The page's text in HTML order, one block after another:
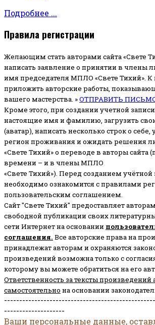
Подробнее ...
Правила регистрации
Желающим стать авторами сайта «Свете
написать заявление о принятии в члены
имя председателя МПЛО «Свете Тихий». К
приложить авторские работы,
вашего мастерства. »ОТПРАВИТЬ
Кроме этого, при создании учетной записи
настоящие имя и фамилию, загрузить
(аватар), написать несколько строк о себе,
регион проживания и ожидать решения
«Свете Тихий» о переводе в авторы сайта
времени – и в члены МПЛО
«Свете Тихий»). Перед созданием учётной
необходимо ознакомится с правилами
пользовательским соглашением.
Сайт "Свете Тихий" предоставляет
свободной публикации своих
сети Интернет на основании
соглашения. Все авторские права на
принадлежат авторам и охраняются
произведений возможна только с
которому вы можете обратиться на его
Ответственность за тексты произведений
самостоятельно на основании
--------------------
Ваши персональные данные,